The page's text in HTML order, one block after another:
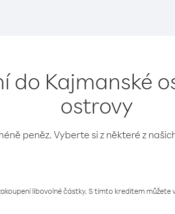
do Kajmanské
ostrovy
peněz. Vyberte si z některé z
libovolné částky. S tímto kreditem můžete